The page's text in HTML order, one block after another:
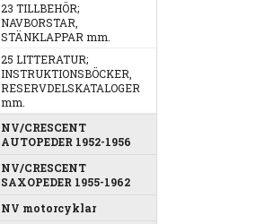
23 TILLBEHÖR;
NAVBORSTAR,
STÄNKLAPPAR mm.
25 LITTERATUR;
INSTRUKTIONSBÖCKER,
RESERVDELSKATALOGER
mm.
NV/CRESCENT
AUTOPEDER 1952-1956
NV/CRESCENT
SAXOPEDER 1955-1962
NV motorcyklar